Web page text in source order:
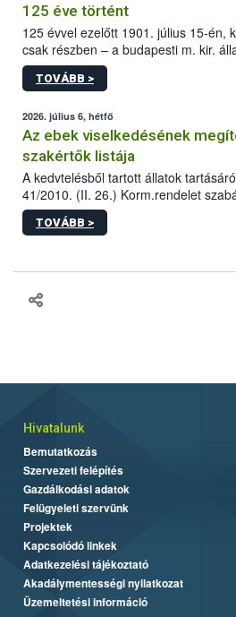
125 éve történt
125 évvel ezelőtt 1901. július 15-én,
csak részben – a budapesti m. kir.
állomás a Kis Rókus utca 15. szám
tervezett új épületébe.
TOVÁBB >
2026. július 6, hétfő
Az ebek viselkedésének
szakértők listája
A kedvtelésből tartott állatok
41/2010. (II. 26.) Korm.rendelet
sérülés, illetve ennek veszélye
hatósági feladatokat, valamint a
TOVÁBB >
Hivatalunk
Bemutatkozás
Szervezeti felépítés
Gazdálkodási adatok
Felügyeleti szervünk
Projektek
Kapcsolódó linkek
Adatkezelési tájékoztató
Akadálymentességi nyilatkozat
Üzemeltetési információ